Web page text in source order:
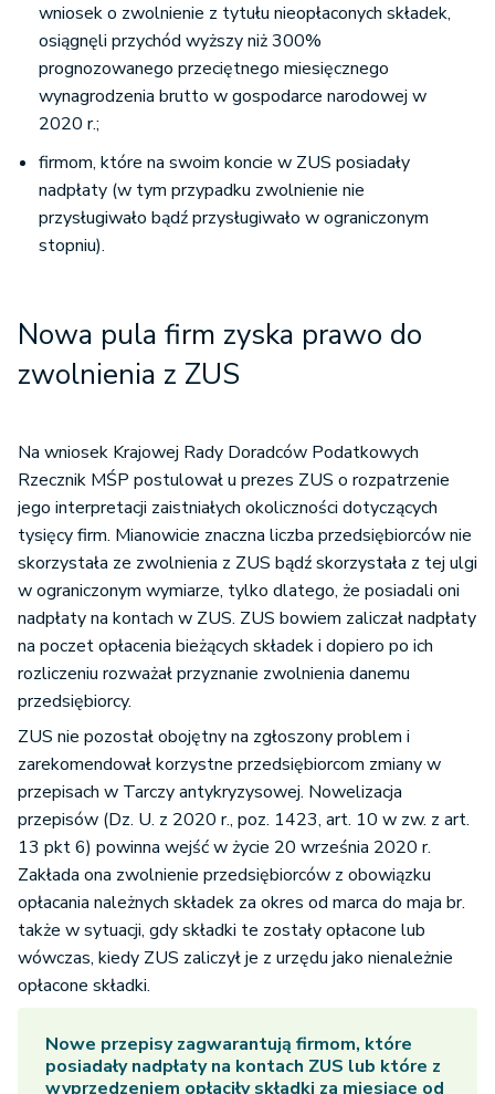
wniosek o zwolnienie z tytułu nieopłaconych składek,
osiągnęli przychód wyższy niż 300%
prognozowanego przeciętnego miesięcznego
wynagrodzenia brutto w gospodarce narodowej w
2020 r.;
firmom, które na swoim koncie w ZUS posiadały
nadpłaty (w tym przypadku zwolnienie nie
przysługiwało bądź przysługiwało w ograniczonym
stopniu).
Nowa pula firm zyska prawo do
zwolnienia z ZUS
Na wniosek Krajowej Rady Doradców Podatkowych
Rzecznik MŚP postulował u prezes ZUS o rozpatrzenie
jego interpretacji zaistniałych okoliczności dotyczących
tysięcy firm. Mianowicie znaczna liczba przedsiębiorców nie
skorzystała ze zwolnienia z ZUS bądź skorzystała z tej ulgi
w ograniczonym wymiarze, tylko dlatego, że posiadali oni
nadpłaty na kontach w ZUS. ZUS bowiem zaliczał nadpłaty
na poczet opłacenia bieżących składek i dopiero po ich
rozliczeniu rozważał przyznanie zwolnienia danemu
przedsiębiorcy.
ZUS nie pozostał obojętny na zgłoszony problem i
zarekomendował korzystne przedsiębiorcom zmiany w
przepisach w Tarczy antykryzysowej. Nowelizacja
przepisów (Dz. U. z 2020 r., poz. 1423, art. 10 w zw. z art.
13 pkt 6) powinna wejść w życie 20 września 2020 r.
Zakłada ona zwolnienie przedsiębiorców z obowiązku
opłacania należnych składek za okres od marca do maja br.
także w sytuacji, gdy składki te zostały opłacone lub
wówczas, kiedy ZUS zaliczył je z urzędu jako nienależnie
opłacone składki.
Nowe przepisy zagwarantują firmom, które
posiadały nadpłaty na kontach ZUS lub które z
wyprzedzeniem opłaciły składki za miesiące od